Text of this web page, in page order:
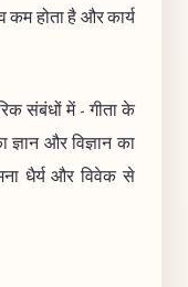
कम होता है और कार्य
संबंधों में - गीता के
ज्ञान और विज्ञान का
धैर्य और विवेक से